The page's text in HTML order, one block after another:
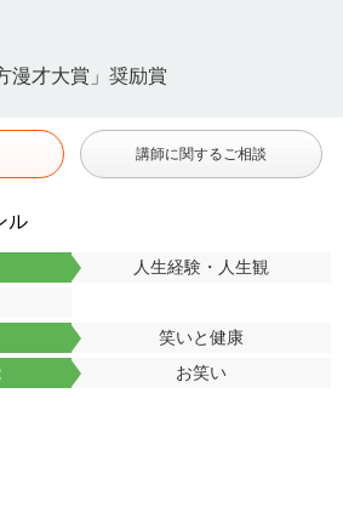
才大賞」奨励賞
講師に関するご相談
ル
人生経験・人生観
笑いと健康
お笑い